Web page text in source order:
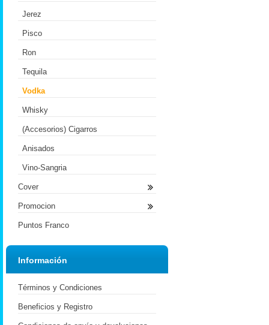
Jerez
Pisco
Ron
Tequila
Vodka
Whisky
(Accesorios) Cigarros
Anisados
Vino-Sangria
Cover
Promocion
Puntos Franco
Información
Términos y Condiciones
Beneficios y Registro